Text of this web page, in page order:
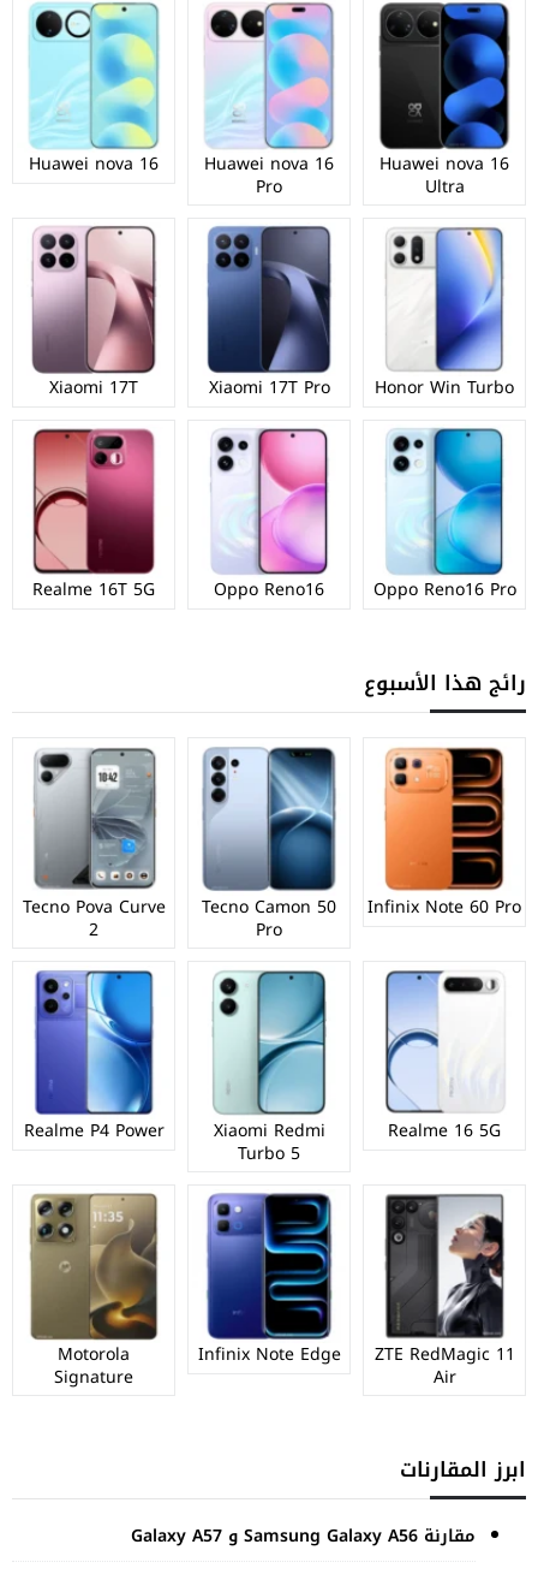
Huawei nova 16
Ultra
Huawei nova 16
Pro
Huawei nova 16
Honor Win Turbo
Xiaomi 17T Pro
Xiaomi 17T
Oppo Reno16 Pro
Oppo Reno16
Realme 16T 5G
رائج هذا الأسبوع
Infinix Note 60 Pro
Tecno Camon 50
Pro
Tecno Pova Curve
2
Realme 16 5G
Xiaomi Redmi
Turbo 5
Realme P4 Power
ZTE RedMagic 11
Air
Infinix Note Edge
Motorola
Signature
ابرز المقارنات
مقارنة Samsung Galaxy A56 و Galaxy A57